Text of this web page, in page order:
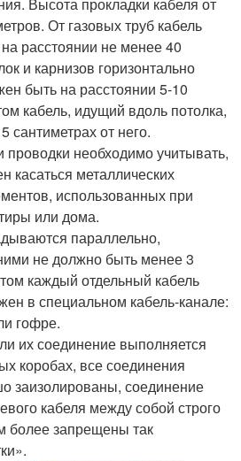
От газовых труб кабель
расстоянии не менее 40
и карнизов горизонтально
быть на расстоянии 5-10
кабель, идущий вдоль потолка,
сантиметрах от него.
необходимо учитывать,
касаться металлических
использованных при
или дома.
параллельно,
не должно быть менее 3
каждый отдельный кабель
в специальном кабель-канале:
гофре.
их соединение выполняется
коробах, все соединения
заизолированы, соединение
кабеля между собой строго
более запрещены так